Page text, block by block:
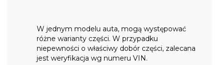
W jednym modelu auta, mogą występować
różne warianty części. W przypadku
niepewności o właściwy dobór części, zalecana
jest weryfikacja wg numeru VIN.